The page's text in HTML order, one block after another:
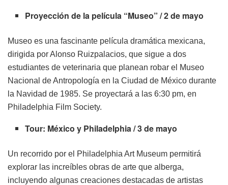
Proyección de la película “Museo” / 2 de mayo
Museo es una fascinante película dramática mexicana,
dirigida por Alonso Ruizpalacios, que sigue a dos
estudiantes de veterinaria que planean robar el Museo
Nacional de Antropología en la Ciudad de México durante
la Navidad de 1985. Se proyectará a las 6:30 pm, en
Philadelphia Film Society.
Tour: México y Philadelphia / 3 de mayo
Un recorrido por el Philadelphia Art Museum permitirá
explorar las increíbles obras de arte que alberga,
incluyendo algunas creaciones destacadas de artistas